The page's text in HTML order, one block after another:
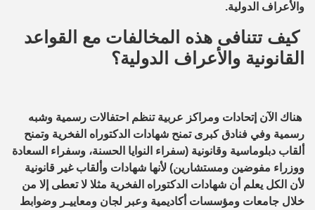
والأعراف الدولية.
كيف تتنافى هذه المخالفات مع القواعد
القانونية والأعراف الدولية؟
هناك الآن إتحادات ومراكز عربية تنظم احتفالات رسمية وشبه
رسمية وفي فنادق كبرى تمنح شهادات الدكتوراه الفخرية وتمنح
ألقاب دبلوماسية وقانونية (سفراء النوايا الحسنة، وسفراء السعادة
ووزراء مفوضين ومستشارين) لأنها شهادات وألقاب غير قانونية
لأن الكل يعلم أن شهادات الدكتوراه الفخرية مثلا لا تعطى إلا من
خلال جامعات ومؤسسات أكاديمية وعبر لجان ومعاييـر وضوابط